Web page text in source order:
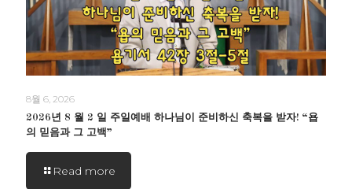
8월 6, 2026
2026년 8 월 2 일 주일예배 하나님이 준비하신 축복을 받자! “욥
의 믿음과 그 고백”
Read more